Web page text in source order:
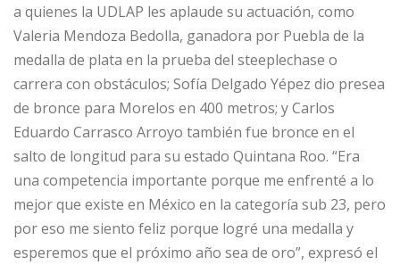
a quienes la UDLAP les aplaude su actuación, como
Valeria Mendoza Bedolla, ganadora por Puebla de la
medalla de plata en la prueba del steeplechase o
carrera con obstáculos; Sofía Delgado Yépez dio presea
de bronce para Morelos en 400 metros; y Carlos
Eduardo Carrasco Arroyo también fue bronce en el
salto de longitud para su estado Quintana Roo. “Era
una competencia importante porque me enfrenté a lo
mejor que existe en México en la categoría sub 23, pero
por eso me siento feliz porque logré una medalla y
esperemos que el próximo año sea de oro”, expresó el